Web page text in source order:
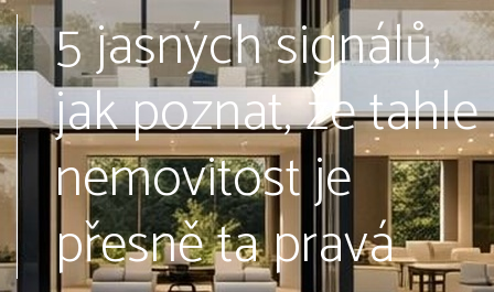
5 jasných signálů,
jak poznat, že tahle
nemovitost je
přesně ta pravá